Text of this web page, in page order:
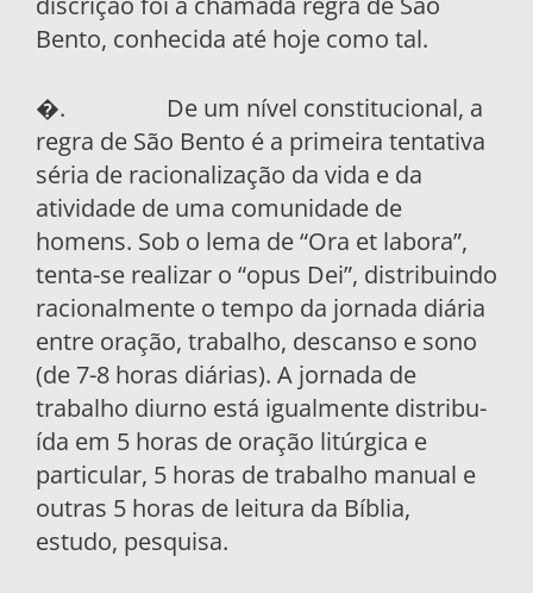
Bento, conhecida até hoje como tal.
�. De um nível constitucional, a
regra de São Bento é a primeira tentativa
séria de racionaliza­ção da vida e da
atividade de uma comunidade de
homens. Sob o lema de “Ora et labora”,
tenta-se realizar o “opus Dei”, distribuindo
racionalmen­te o tempo da jornada diária
entre oração, traba­lho, descanso e sono
(de 7-8 horas diárias). A jor­nada de
trabalho diurno está igualmente distribu­
ída em 5 horas de oração litúrgica e
particular, 5 horas de trabalho manual e
outras 5 horas de lei­tura da Bíblia,
estudo, pesquisa.